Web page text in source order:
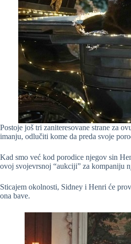
Postoje još tri zaniteresovane strane za
imanju, odlučiti kome da preda svoje
Kad smo već kod porodice njegov sin
ovoj svojevrsnoj “aukciji” za kompaniju
Sticajem okolnosti, Sidney i Henri će
ona bave.